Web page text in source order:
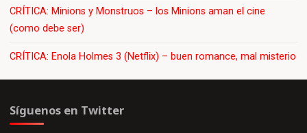
CRÍTICA: Minions y Monstruos – los Minions aman el cine
(como debe ser)
CRÍTICA: Enola Holmes 3 (Netflix) – buen romance, mal misterio
Síguenos en Twitter